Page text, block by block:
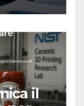
il